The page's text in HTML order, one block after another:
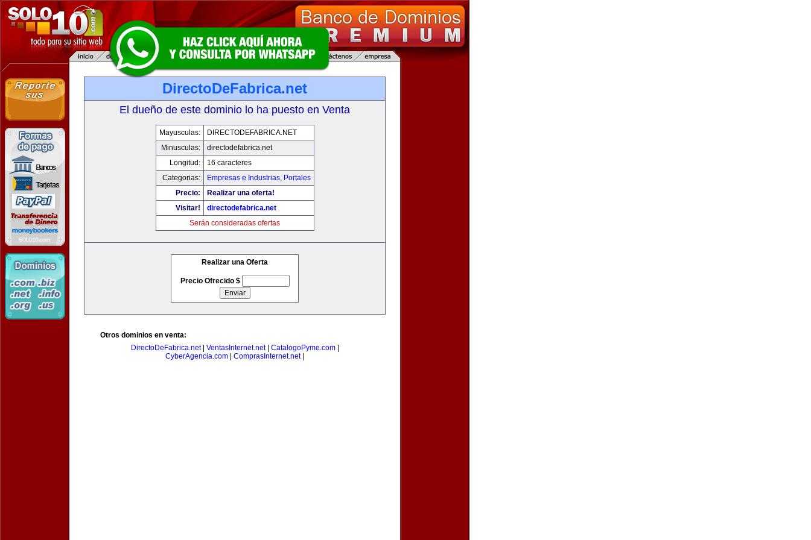
DirectoDeFabrica.net
El dueño de este dominio lo ha puesto en Venta
Mayusculas:
DIRECTODEFABRICA.NET
Minusculas:
directodefabrica.net
Longitud:
16 caracteres
Categorias:
Empresas e Industrias, Portales
Precio:
Realizar una oferta!
Visitar!
directodefabrica.net
Serán consideradas ofertas
Realizar una Oferta
Precio Ofrecido $
Otros dominios en venta:
DirectoDeFabrica.net| VentasInternet.net| CatalogoPyme.com|
CyberAgencia.com
ComprasInternet.net|